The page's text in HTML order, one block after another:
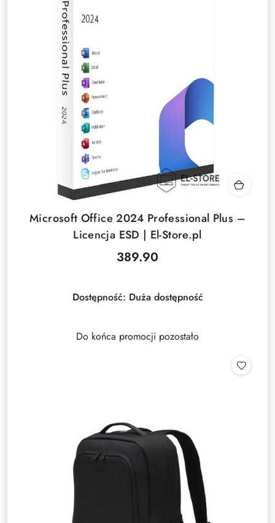
Microsoft Office 2024 Professional Plus –
Licencja ESD | El-Store.pl
Cena:
389.90
Dostępność: Duża dostępność
Do końca promocji pozostało